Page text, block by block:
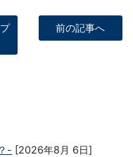
前の記事へ
- [2026年8月 6日]